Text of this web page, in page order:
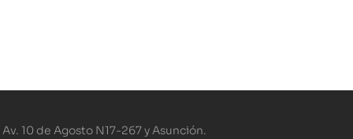
Av. 10 de Agosto N17-267 y Asunción.